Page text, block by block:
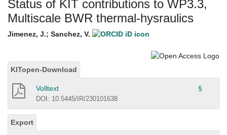
Status of KIT contributions to WP3.3,
Multiscale BWR thermal-hysraulics
Jimenez, J.; Sanchez, V.
KITopen-Download
Volltext §
DOI: 10.5445/IR/230101638
Export